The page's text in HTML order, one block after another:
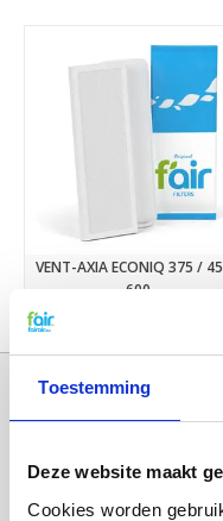
Toestemming
Deze website maakt
Cookies worden
VENT-AXIA ECONIQ 375 /
600